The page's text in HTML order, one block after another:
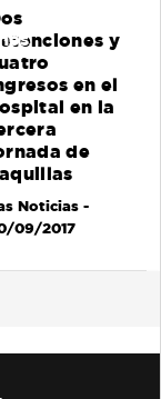
y
en el
en la
de
Noticias-
09/2017